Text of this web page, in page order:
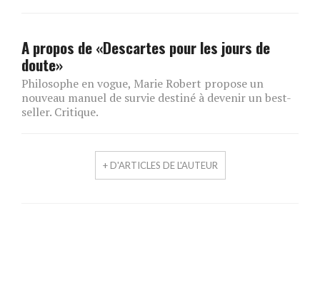
A propos de «Descartes pour les jours de
doute»
Philosophe en vogue, Marie Robert propose un
nouveau manuel de survie destiné à devenir un best-
seller. Critique.
+ D'ARTICLES DE L'AUTEUR